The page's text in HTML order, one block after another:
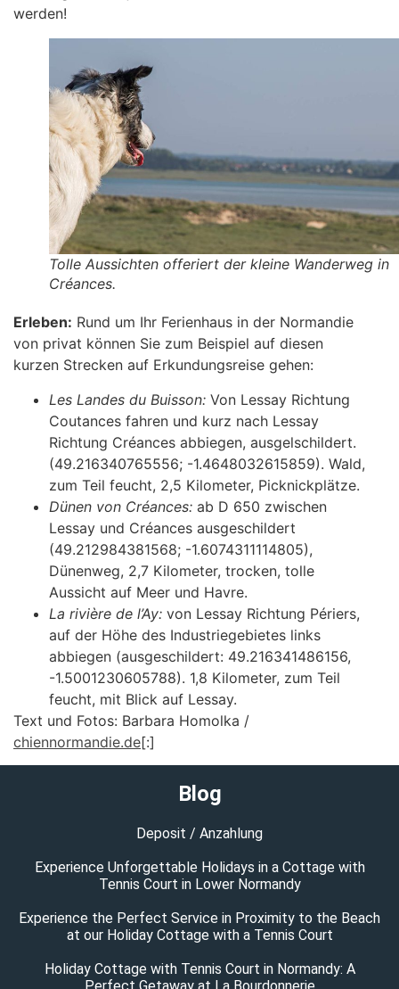
werden!
Tolle Aussichten offeriert der kleine Wanderweg in
Créances.
Erleben: Rund um Ihr Ferienhaus in der Normandie
von privat können Sie zum Beispiel auf diesen
kurzen Strecken auf Erkundungsreise gehen:
Les Landes du Buisson: Von Lessay Richtung
Coutances fahren und kurz nach Lessay
Richtung Créances abbiegen, ausgelschildert.
(49.216340765556; -1.4648032615859). Wald,
zum Teil feucht, 2,5 Kilometer, Picknickplätze.
Dünen von Créances: ab D 650 zwischen
Lessay und Créances ausgeschildert
(49.212984381568; -1.6074311114805),
Dünenweg, 2,7 Kilometer, trocken, tolle
Aussicht auf Meer und Havre.
La rivière de l’Ay: von Lessay Richtung Périers,
auf der Höhe des Industriegebietes links
abbiegen (ausgeschildert: 49.216341486156,
-1.5001230605788). 1,8 Kilometer, zum Teil
feucht, mit Blick auf Lessay.
Text und Fotos: Barbara Homolka /
chiennormandie.de[:]
Blog
Deposit / Anzahlung
Experience Unforgettable Holidays in a Cottage with
Tennis Court in Lower Normandy
Experience the Perfect Service in Proximity to the Beach
at our Holiday Cottage with a Tennis Court
Holiday Cottage with Tennis Court in Normandy: A